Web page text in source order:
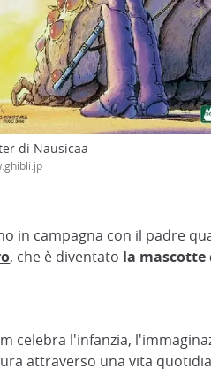
di Nausicaa
in campagna con il padre
, che è diventato la
celebra l'infanzia,
attraverso una vita